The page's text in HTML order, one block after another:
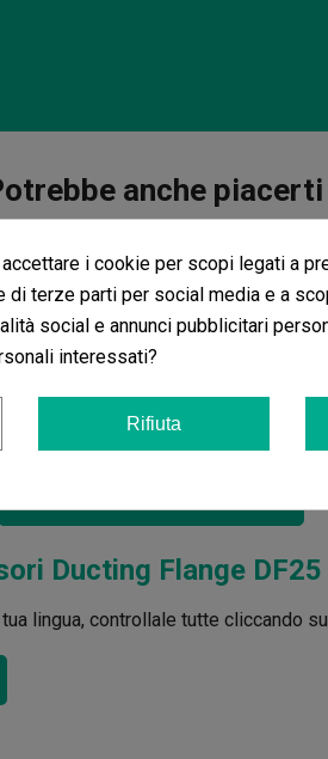
anche piacerti
Puleggia Con Corda E Gancio 5Kg
(41)
€
Ducting Flange
lingua, controllale tutte cliccando
i cookie per scopi legati a
di terze parti per social media e a
social e annunci pubblicitari
interessati?
Rifiuta